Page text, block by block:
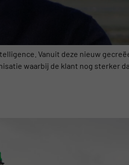
Vanuit deze nieuw
waarbij de klant nog sterker